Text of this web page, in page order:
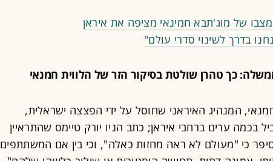
של מוג'תבא חמינאי מציפה את איראן
בדרך לשינוי סדרי עולם"
כך טהרן שולטת בסיקור הזר של הלווית חמנאי
המנהיג האיראני שחוסל על ידי הפצצה ישראלית,
בכמה ערים ברחבי איראן; כתב הניו יורק טיימס שהתראיין
כי "מעולם לא ראה מחזות כאלה", וכי בין אם המשתתפים